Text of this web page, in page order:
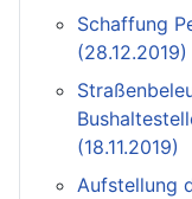
Schaffung
(28.12.2019)
(18.11.2019)
Aufstellung